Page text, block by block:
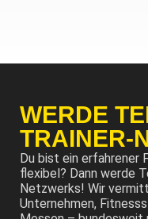
WERDE
TRAINER-
Du bist ein erfahrener
flexibel? Dann werde
Netzwerks! Wir
Unternehmen,